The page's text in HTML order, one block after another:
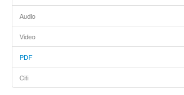
Audio
Video
PDF
Citi